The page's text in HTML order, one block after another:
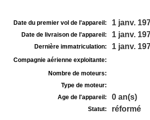
Date du premier vol de l'appareil: 1 janv.
Date de livraison de l'appareil: 1 janv.
Dernière immatriculation: 1 janv.
Compagnie aérienne exploitante:
Nombre de moteurs:
Type de moteur:
Age de l'appareil:
0 an(s)
Statut: réformé